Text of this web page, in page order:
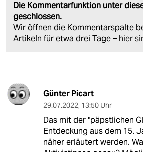
Die Kommentarfunktion unter
geschlossen.
Wir öffnen die Kommentarspalte
Artikeln für etwa drei Tage – hier
Günter Picart
29.07.2022, 13:50 Uhr
Das mit der "päpstlichen
Entdeckung aus dem 15.
näher erläutert werden.